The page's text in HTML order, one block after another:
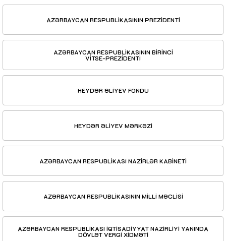
AZƏRBAYCAN RESPUBLİKASININ PREZİDENTİ
AZƏRBAYCAN RESPUBLİKASININ BİRİNCİ
VİTSE-PREZİDENTİ
HEYDƏR ƏLİYEV FONDU
HEYDƏR ƏLİYEV MƏRKƏZİ
AZƏRBAYCAN RESPUBLİKASI NAZİRLƏR KABİNETİ
AZƏRBAYCAN RESPUBLİKASININ MİLLİ MƏCLİSİ
AZƏRBAYCAN RESPUBLİKASI İQTİSADİYYAT NAZİRLİYİ YANINDA
DÖVLƏT VERGİ XİDMƏTİ